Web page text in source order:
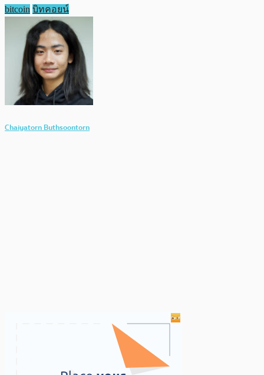
bitcoin บิทคอยน์
Chaiyatorn Buthsoontorn